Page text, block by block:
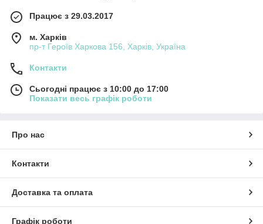
Працює з 29.03.2017
м. Харків
пр-т Героїв Харкова 156, Харків, Україна
Контакти
Сьогодні працює з 10:00 до 17:00
Показати весь графік роботи
Про нас
Контакти
Доставка та оплата
Графік роботи